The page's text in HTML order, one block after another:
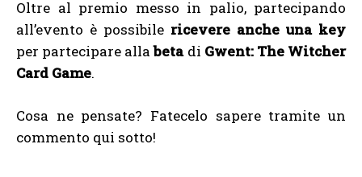
Oltre al premio messo in palio, partecipando
all’evento è possibile ricevere anche una key
per partecipare allabetadi Gwent: The Witcher
Card Game.
Cosa ne pensate? Fatecelo sapere tramite un
commento qui sotto!